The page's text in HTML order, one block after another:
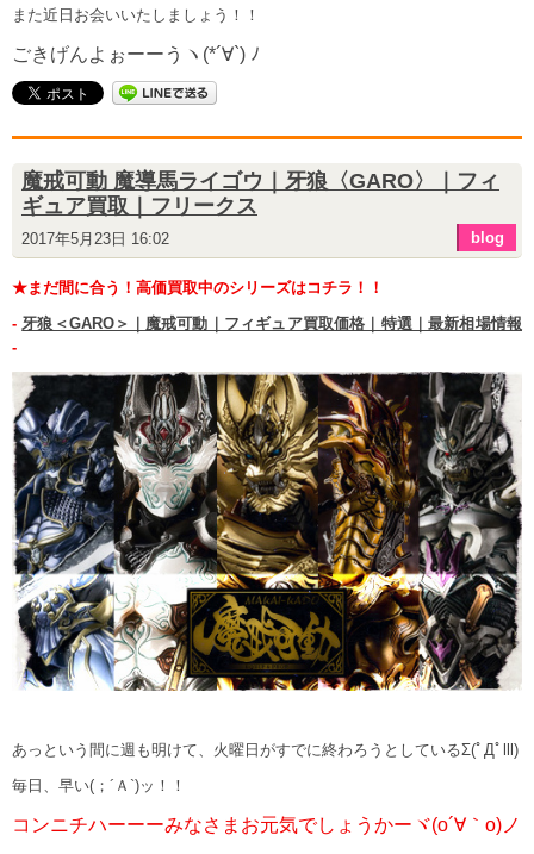
また近日お会いいたしましょう！！
ごきげんよぉーーうヽ(*´∀`) ﾉ
魔戒可動 魔導馬ライゴウ｜牙狼〈GARO〉｜フィ
ギュア買取｜フリークス
2017年5月23日 16:02 blog
★まだ間に合う！高価買取中のシリーズはコチラ！！
-牙狼＜GARO＞｜魔戒可動｜フィギュア買取価格｜特選｜最新相場情報
-
あっという間に週も明けて、火曜日がすでに終わろうとしているΣ(ﾟДﾟlll)
毎日、早い(；´Ａ`)ッ！！
コンニチハーーーみなさまお元気でしょうかーヾ(o´∀｀o)ノ